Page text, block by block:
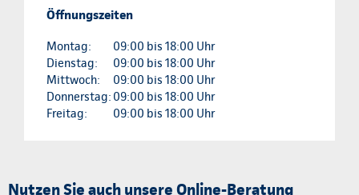
Öffnungszeiten
Montag:
09:00 bis 18:00 Uhr
Dienstag:
09:00 bis 18:00 Uhr
Mittwoch:
09:00 bis 18:00 Uhr
Donnerstag: 09:00 bis 18:00 Uhr
Freitag:
09:00 bis 18:00 Uhr
Nutzen Sie auch unsere Online-Beratung